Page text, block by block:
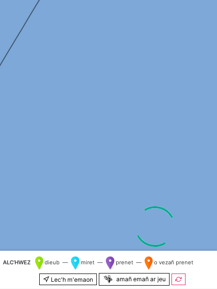
ALC’HWEZ dieub — miret — prenet — o vezañ prenet
Lec'h m'emaon amañ emañ ar jeu